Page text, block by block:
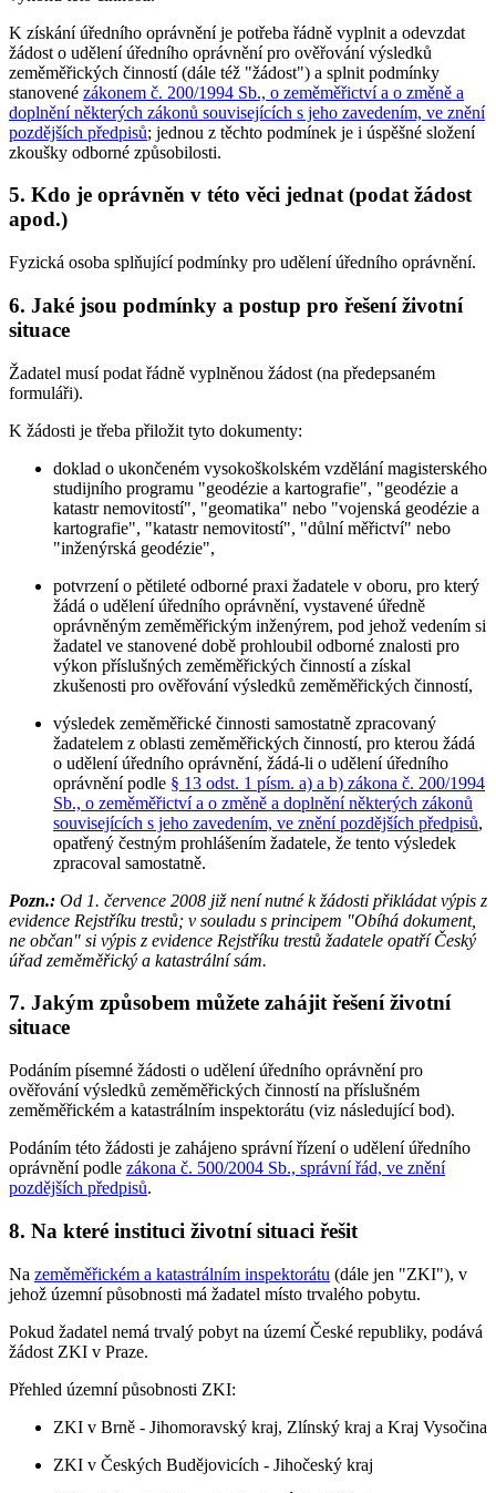
K získání úředního oprávnění je potřeba řádně vyplnit a odevzdat
žádost o udělení úředního oprávnění pro ověřování výsledků
zeměměřických činností (dále též "žádost") a splnit podmínky
stanovené zákonem č. 200/1994 Sb., o zeměměřictví a o změně a
doplnění některých zákonů souvisejících s jeho zavedením, ve znění
pozdějších předpisů; jednou z těchto podmínek je i úspěšné složení
zkoušky odborné způsobilosti.
5. Kdo je oprávněn v této věci jednat (podat žádost
apod.)
Fyzická osoba splňující podmínky pro udělení úředního oprávnění.
6. Jaké jsou podmínky a postup pro řešení životní
situace
Žadatel musí podat řádně vyplněnou žádost (na předepsaném
formuláři).
K žádosti je třeba přiložit tyto dokumenty:
doklad o ukončeném vysokoškolském vzdělání magisterského
studijního programu "geodézie a kartografie", "geodézie a
katastr nemovitostí", "geomatika" nebo "vojenská geodézie a
kartografie", "katastr nemovitostí", "důlní měřictví" nebo
"inženýrská geodézie",
potvrzení o pětileté odborné praxi žadatele v oboru, pro který
žádá o udělení úředního oprávnění, vystavené úředně
oprávněným zeměměřickým inženýrem, pod jehož vedením si
žadatel ve stanovené době prohloubil odborné znalosti pro
výkon příslušných zeměměřických činností a získal
zkušenosti pro ověřování výsledků zeměměřických činností,
výsledek zeměměřické činnosti samostatně zpracovaný
žadatelem z oblasti zeměměřických činností, pro kterou žádá
o udělení úředního oprávnění, žádá-li o udělení úředního
oprávnění podle § 13 odst. 1 písm. a) a b) zákona č. 200/1994
Sb., o zeměměřictví a o změně a doplnění některých zákonů
souvisejících s jeho zavedením, ve znění pozdějších předpisů,
opatřený čestným prohlášením žadatele, že tento výsledek
zpracoval samostatně.
Pozn.: Od 1. července 2008 již není nutné k žádosti přikládat výpis z
evidence Rejstříku trestů; v souladu s principem "Obíhá dokument,
ne občan" si výpis z evidence Rejstříku trestů žadatele opatří Český
úřad zeměměřický a katastrální sám.
7. Jakým způsobem můžete zahájit řešení životní
situace
Podáním písemné žádosti o udělení úředního oprávnění pro
ověřování výsledků zeměměřických činností na příslušném
zeměměřickém a katastrálním inspektorátu (viz následující bod).
Podáním této žádosti je zahájeno správní řízení o udělení úředního
oprávnění podle zákona č. 500/2004 Sb., správní řád, ve znění
pozdějších předpisů.
8. Na které instituci životní situaci řešit
Na zeměměřickém a katastrálním inspektorátu (dále jen "ZKI"), v
jehož územní působnosti má žadatel místo trvalého pobytu.
Pokud žadatel nemá trvalý pobyt na území České republiky, podává
žádost ZKI v Praze.
Přehled územní působnosti ZKI:
ZKI v Brně - Jihomoravský kraj, Zlínský kraj a Kraj Vysočina
ZKI v Českých Budějovicích - Jihočeský kraj